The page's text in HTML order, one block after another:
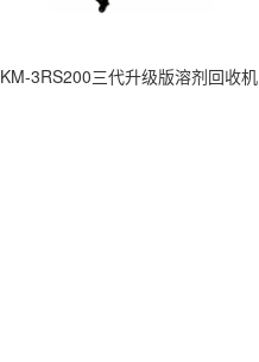
KM-3RS200三代升级版溶剂回收机